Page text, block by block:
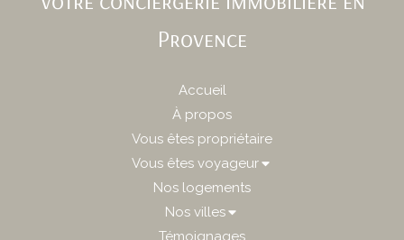
Provence
Accueil
À propos
Vous êtes propriétaire
Vous êtes voyageur
Nos logements
Nos villes
Témoignages